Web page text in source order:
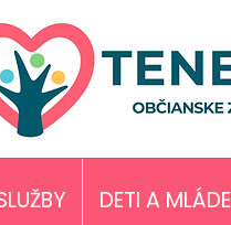
DETI A